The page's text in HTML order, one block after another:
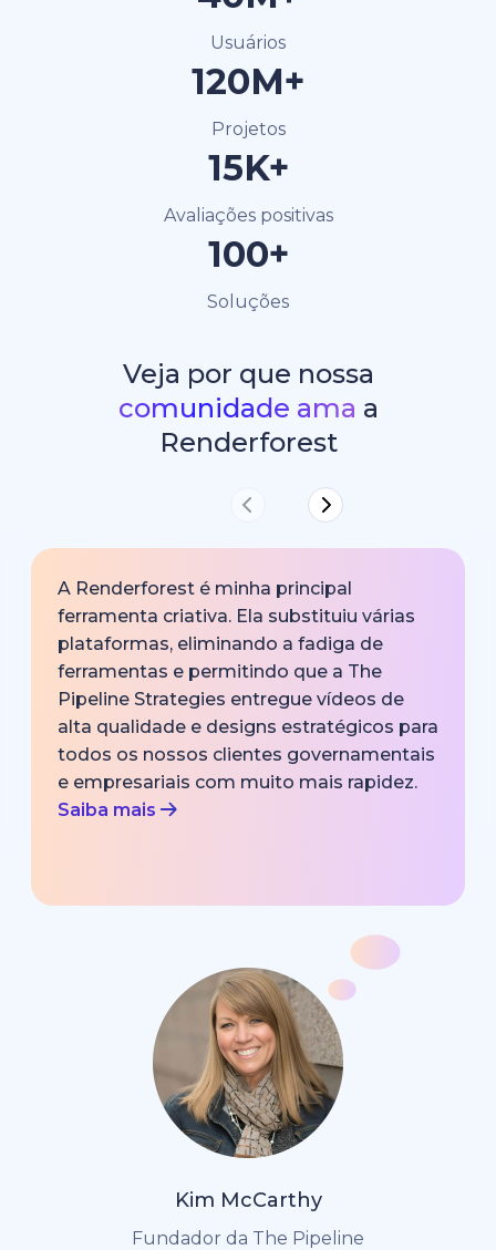
Usuários
120M+
Projetos
15K+
Avaliações positivas
100+
Soluções
Veja por que nossa
comunidade ama a
Renderforest
A Renderforest é minha principal
ferramenta criativa. Ela substituiu várias
plataformas, eliminando a fadiga de
ferramentas e permitindo que a The
Pipeline Strategies entregue vídeos de
alta qualidade e designs estratégicos para
todos os nossos clientes governamentais
e empresariais com muito mais rapidez.
Saiba mais
Kim McCarthy
Fundador da The Pipeline